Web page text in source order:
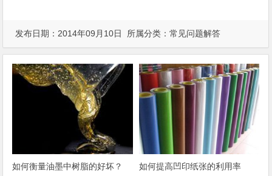
发布日期：2014年09月10日 所属分类：常见问题解答
如何衡量油墨中树脂的好坏？ 如何提高凹印纸张的利用率